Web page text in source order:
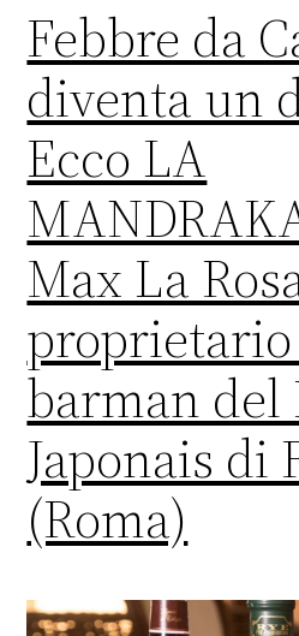
Febbre da
diventa un
Ecco LA
Max La
proprietario
barman del
Japonais di
(Roma)